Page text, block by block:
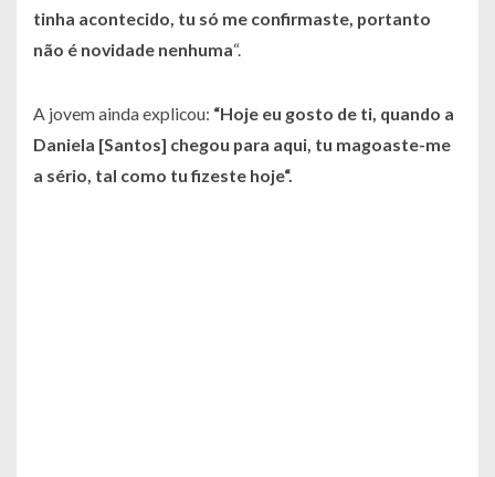
tinha acontecido, tu só me confirmaste, portanto
não é novidade nenhuma“.
A jovem ainda explicou: “Hoje eu gosto de ti, quando a
Daniela [Santos] chegou para aqui, tu magoaste-me
a sério, tal como tu fizeste hoje“.